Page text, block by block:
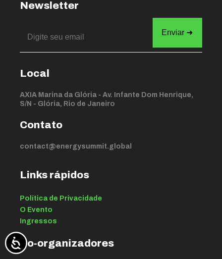
Newsletter
Local
AXIA Marina da Glória - Av. Infante Dom Henrique,
S/N - Glória, Rio de Janeiro
Contato
contact@energysummit.global
Links rápidos
Política de Privacidade
O Evento
Ingressos
Co-organizadores